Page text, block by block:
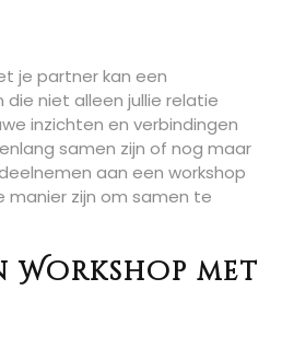
je partner kan een
die niet alleen jullie relatie
inzichten en verbindingen
samen zijn of nog maar
aan een workshop
manier zijn om samen te
Workshop met